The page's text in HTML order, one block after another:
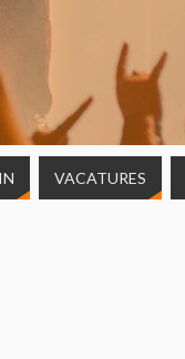
VACATURES